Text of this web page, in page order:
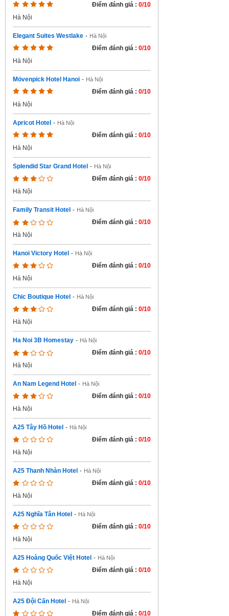
Điểm đánh giá : 0/10
Hà Nội
Elegant Suites Westlake - Hà Nội
Điểm đánh giá : 0/10
Hà Nội
Mövenpick Hotel Hanoi - Hà Nội
Điểm đánh giá : 0/10
Hà Nội
Apricot Hotel - Hà Nội
Điểm đánh giá : 0/10
Hà Nội
Splendid Star Grand Hotel - Hà Nội
Điểm đánh giá : 0/10
Hà Nội
Family Transit Hotel - Hà Nội
Điểm đánh giá : 0/10
Hà Nội
Hanoi Victory Hotel - Hà Nội
Điểm đánh giá : 0/10
Hà Nội
Chic Boutique Hotel - Hà Nội
Điểm đánh giá : 0/10
Hà Nội
Ha Noi 3B Homestay - Hà Nội
Điểm đánh giá : 0/10
Hà Nội
An Nam Legend Hotel - Hà Nội
Điểm đánh giá : 0/10
Hà Nội
A25 Tây Hồ Hotel - Hà Nội
Điểm đánh giá : 0/10
Hà Nội
A25 Thanh Nhàn Hotel - Hà Nội
Điểm đánh giá : 0/10
Hà Nội
A25 Nghĩa Tân Hotel - Hà Nội
Điểm đánh giá : 0/10
Hà Nội
A25 Hoàng Quốc Việt Hotel - Hà Nội
Điểm đánh giá : 0/10
Hà Nội
A25 Đội Cấn Hotel - Hà Nội
Điểm đánh giá : 0/10